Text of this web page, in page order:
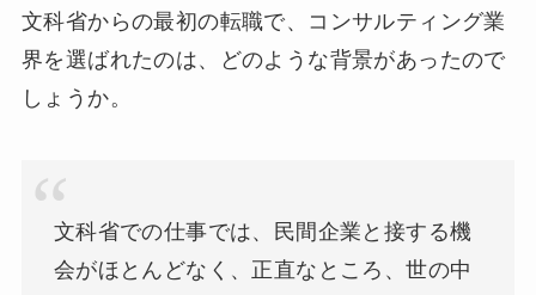
文科省からの最初の転職で、コンサルティング業
界を選ばれたのは、どのような背景があったので
しょうか。
文科省での仕事では、民間企業と接する機
会がほとんどなく、正直なところ、世の中